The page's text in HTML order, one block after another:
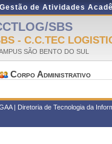
de Atividades
SBS
- C.C.TEC
SÃO BENTO DO SUL
Corpo Administrativo
| Diretoria de Tecnologia da